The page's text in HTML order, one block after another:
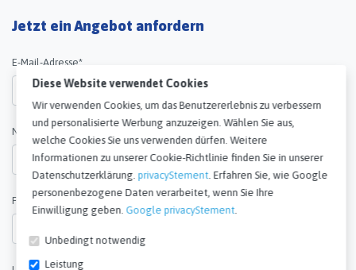
Jetzt ein Angebot anfordern
E-Mail-Adresse*
Name*
Firma Name
Diese Website verwendet Cookies
Wir verwenden Cookies, um das Benutzererlebnis zu verbessern
und personalisierte Werbung anzuzeigen. Wählen Sie aus,
welche Cookies Sie uns verwenden dürfen. Weitere
Informationen zu unserer Cookie-Richtlinie finden Sie in unserer
Datenschutzerklärung.
privacyStement. Erfahren Sie, wie Google
personenbezogene Daten verarbeitet, wenn Sie Ihre
Einwilligung geben. Google privacyStement
Unbedingt notwendig
Leistung
Targeting